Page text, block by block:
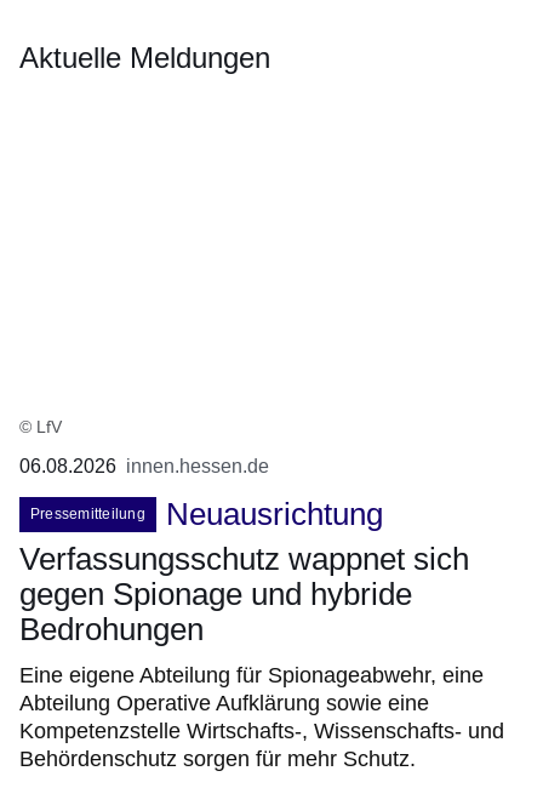
Aktuelle Meldungen
© LfV
06.08.2026 innen.hessen.de
Pressemitteilung
Neuausrichtung
Verfassungsschutz wappnet sich
gegen Spionage und hybride
Bedrohungen
Eine eigene Abteilung für Spionageabwehr, eine
Abteilung Operative Aufklärung sowie eine
Kompetenzstelle Wirtschafts-, Wissenschafts- und
Behördenschutz sorgen für mehr Schutz.